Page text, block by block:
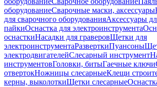
оборудованиеСварочные маски, аксессуары
для сварочного оборудованияАксессуары
пайкиОснастка для электроинструмента
оснасткиНасадки для граверовЩетки для
электроинструментаРазверткиПуансоны
электродвигателейСлесарный инструмент
инструментовГоловки, битыГаечные ключи
отвертокНожницы слесарныеКлещи
керны, выколоткиЩетки слесарные